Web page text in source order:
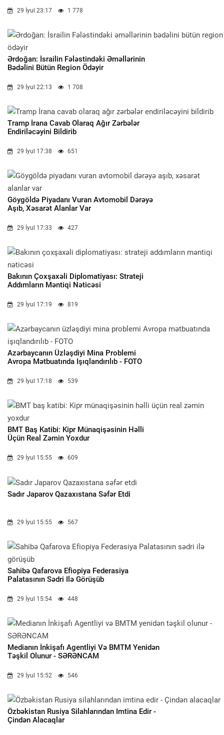
29 İyul 23:17 1 778
Ərdoğan: İsrailin Fələstindəki Əməllərinin
Bədəlini Bütün Region Ödəyir
29 İyul 22:13 1 708
Tramp İrana Cavab Olaraq Ağır Zərbələr
Endiriləcəyini Bildirib
29 İyul 17:38 651
Göygöldə Piyadanı Vuran Avtomobil Dərəyə
Aşıb, Xəsarət Alanlar Var
29 İyul 17:33 427
Bakının Çoxşaxəli Diplomatiyası: Strateji
Addımların Məntiqi Nəticəsi
29 İyul 17:19 819
Azərbaycanın Üzləşdiyi Mina Problemi
Avropa Mətbuatında Işıqlandırılıb - FOTO
29 İyul 17:18 539
BMT Baş Katibi: Kipr Münaqişəsinin Həlli
Üçün Real Zəmin Yoxdur
29 İyul 15:55 609
Sadır Japarov Qazaxıstana Səfər Etdi
29 İyul 15:55 567
Sahibə Qafarova Efiopiya Federasiya
Palatasının Sədri Ilə Görüşüb
29 İyul 15:54 448
Medianın İnkişafı Agentliyi Və BMTM Yenidən
Təşkil Olunur - SƏRƏNCAM
29 İyul 15:52 546
Özbəkistan Rusiya Silahlarından Imtina Edir -
Çindən Alacaqlar